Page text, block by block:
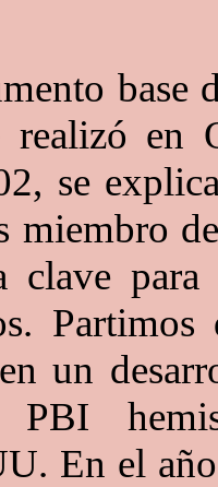
base
en
se
miembro
para
un
En el